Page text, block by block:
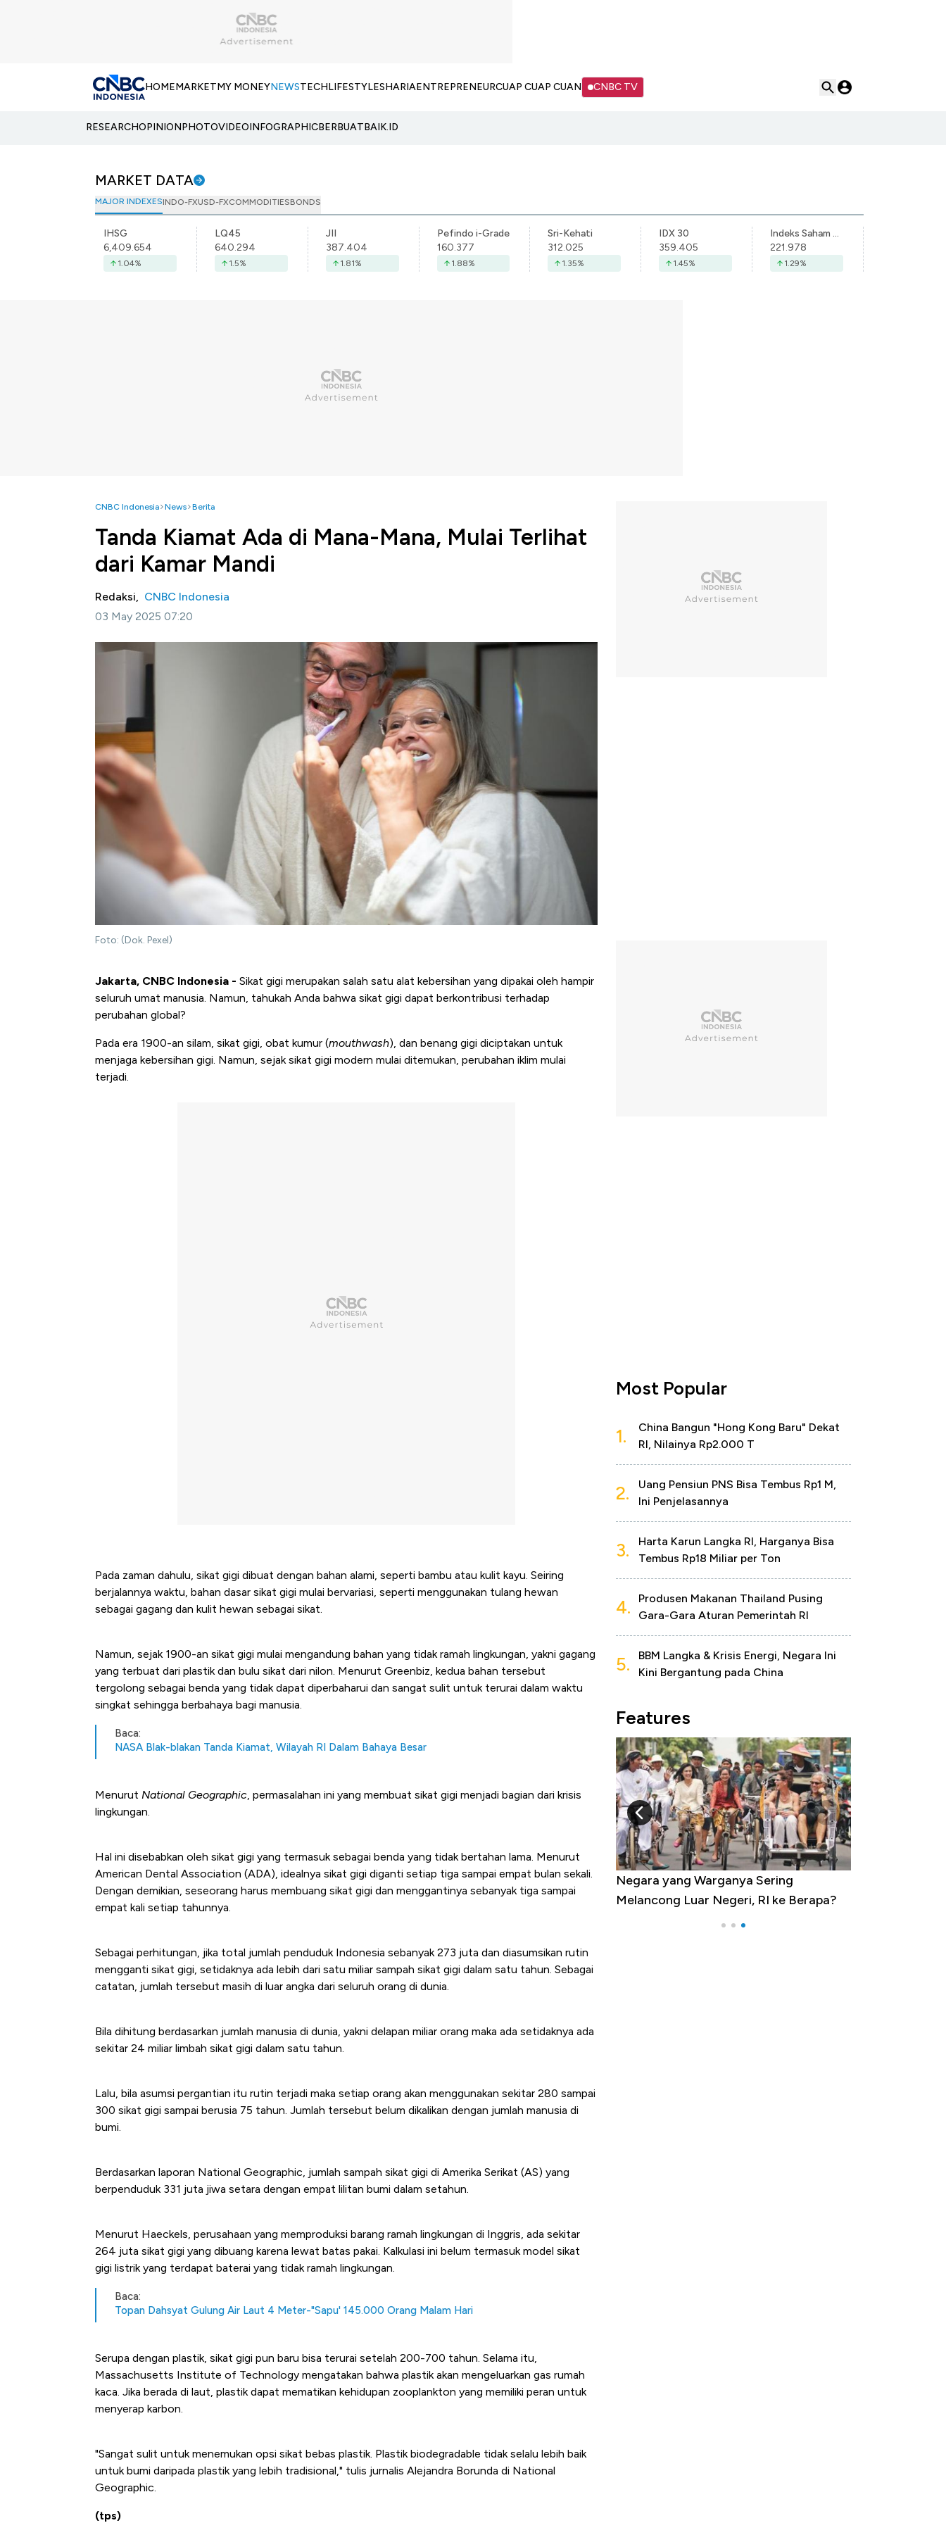
HOMEMARKETMY MONEYNEWSTECHLIFESTYLESHARIAENTREPRENEURCUAP CUAP CUAN CNBC TV
RESEARCHOPINIONPHOTOVIDEOINFOGRAPHICBERBUATBAIK.ID
MARKET DATA
MAJOR INDEXESINDO-FXUSD-FXCOMMODITIESBONDS
IHSG
6,409.654
1.04%
LQ45
640.294
1.5%
JII
387.404
1.81%
Pefindo i-Grade
160.377
1.88%
Sri-Kehati
312.025
1.35%
IDX 30
359.405
1.45%
Indeks Saham Syariah Indonesia
221.978
1.29%
CNBC Indonesia News Berita
Tanda Kiamat Ada di Mana-Mana, Mulai Terlihat
dari Kamar Mandi
Redaksi, CNBC Indonesia
03 May 2025 07:20
Foto: (Dok. Pexel)
Jakarta, CNBC Indonesia - Sikat gigi merupakan salah satu alat kebersihan yang dipakai oleh hampir
seluruh umat manusia. Namun, tahukah Anda bahwa sikat gigi dapat berkontribusi terhadap
perubahan global?
Pada era 1900-an silam, sikat gigi, obat kumur (mouthwash), dan benang gigi diciptakan untuk
menjaga kebersihan gigi. Namun, sejak sikat gigi modern mulai ditemukan, perubahan iklim mulai
terjadi.
Pada zaman dahulu, sikat gigi dibuat dengan bahan alami, seperti bambu atau kulit kayu. Seiring
berjalannya waktu, bahan dasar sikat gigi mulai bervariasi, seperti menggunakan tulang hewan
sebagai gagang dan kulit hewan sebagai sikat.
Namun, sejak 1900-an sikat gigi mulai mengandung bahan yang tidak ramah lingkungan, yakni gagang
yang terbuat dari plastik dan bulu sikat dari nilon. Menurut Greenbiz, kedua bahan tersebut
tergolong sebagai benda yang tidak dapat diperbaharui dan sangat sulit untuk terurai dalam waktu
singkat sehingga berbahaya bagi manusia.
Baca:
NASA Blak-blakan Tanda Kiamat, Wilayah RI Dalam Bahaya Besar
Menurut National Geographic, permasalahan ini yang membuat sikat gigi menjadi bagian dari krisis
lingkungan.
Hal ini disebabkan oleh sikat gigi yang termasuk sebagai benda yang tidak bertahan lama. Menurut
American Dental Association (ADA), idealnya sikat gigi diganti setiap tiga sampai empat bulan sekali.
Dengan demikian, seseorang harus membuang sikat gigi dan menggantinya sebanyak tiga sampai
empat kali setiap tahunnya.
Sebagai perhitungan, jika total jumlah penduduk Indonesia sebanyak 273 juta dan diasumsikan rutin
mengganti sikat gigi, setidaknya ada lebih dari satu miliar sampah sikat gigi dalam satu tahun. Sebagai
catatan, jumlah tersebut masih di luar angka dari seluruh orang di dunia.
Bila dihitung berdasarkan jumlah manusia di dunia, yakni delapan miliar orang maka ada setidaknya ada
sekitar 24 miliar limbah sikat gigi dalam satu tahun.
Lalu, bila asumsi pergantian itu rutin terjadi maka setiap orang akan menggunakan sekitar 280 sampai
300 sikat gigi sampai berusia 75 tahun. Jumlah tersebut belum dikalikan dengan jumlah manusia di
bumi.
Berdasarkan laporan National Geographic, jumlah sampah sikat gigi di Amerika Serikat (AS) yang
berpenduduk 331 juta jiwa setara dengan empat lilitan bumi dalam setahun.
Menurut Haeckels, perusahaan yang memproduksi barang ramah lingkungan di Inggris, ada sekitar
264 juta sikat gigi yang dibuang karena lewat batas pakai. Kalkulasi ini belum termasuk model sikat
gigi listrik yang terdapat baterai yang tidak ramah lingkungan.
Baca:
Topan Dahsyat Gulung Air Laut 4 Meter-"Sapu' 145.000 Orang Malam Hari
Serupa dengan plastik, sikat gigi pun baru bisa terurai setelah 200-700 tahun. Selama itu,
Massachusetts Institute of Technology mengatakan bahwa plastik akan mengeluarkan gas rumah
kaca. Jika berada di laut, plastik dapat mematikan kehidupan zooplankton yang memiliki peran untuk
menyerap karbon.
"Sangat sulit untuk menemukan opsi sikat bebas plastik. Plastik biodegradable tidak selalu lebih baik
untuk bumi daripada plastik yang lebih tradisional," tulis jurnalis Alejandra Borunda di National
Geographic.
(tps)
Most Popular
1.
China Bangun "Hong Kong Baru" Dekat
RI, Nilainya Rp2.000 T
2.
Uang Pensiun PNS Bisa Tembus Rp1 M,
Ini Penjelasannya
3.
Harta Karun Langka RI, Harganya Bisa
Tembus Rp18 Miliar per Ton
4.
Produsen Makanan Thailand Pusing
Gara-Gara Aturan Pemerintah RI
5.
BBM Langka & Krisis Energi, Negara Ini
Kini Bergantung pada China
Features
Begini Cara Korsel atasi Panas Tanpa AC
di Jaman Dulu
Daftar Sungai Terpanjang di Dunia,
Sampai Ribuan Kilometer
Negara yang Warganya Sering
Melancong Luar Negeri, RI ke Berapa?